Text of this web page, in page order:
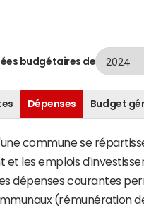
budgétaires de
Dépenses Budget
commune se
et les emplois
dépenses courantes
(rémunération